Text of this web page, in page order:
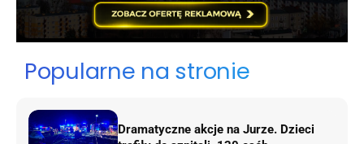
Popularne na stronie
Dramatyczne akcje na Jurze. Dzieci